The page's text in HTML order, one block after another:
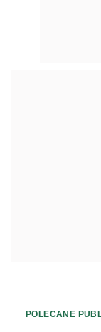
POLECANE